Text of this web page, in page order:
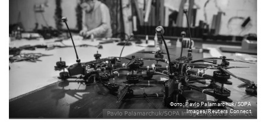
Фото: Pavlo Palamarchuk/SOPA
Images/Reuters Connect